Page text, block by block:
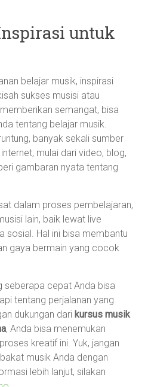
untuk
belajar musik, inspirasi
sukses musisi atau
semangat, bisa
tentang belajar musik.
banyak sekali sumber
mulai dari video, blog,
gambaran nyata tentang
dalam proses pembelajaran,
lain, baik lewat live
sosial. Hal ini bisa membantu
gaya bermain yang cocok
seberapa cepat Anda bisa
tentang perjalanan yang
dukungan dari kursus musik
, Anda bisa menemukan
kreatif ini. Yuk, jangan
musik Anda dengan
lebih lanjut, silakan